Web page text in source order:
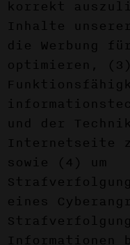
korrekt
Inhalte
die Werbung
optimieren,
und der
Internetseite
sowie (4) um
eines
Informationen